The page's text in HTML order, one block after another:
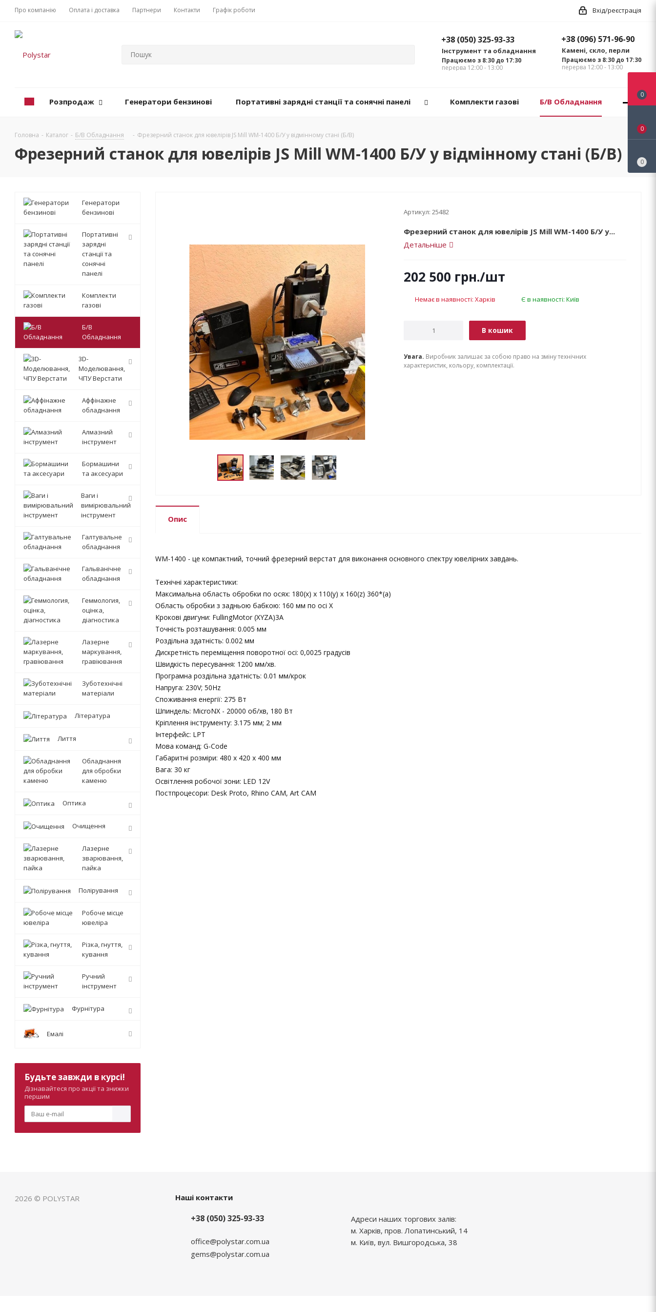
Про компанію Оплата і доставка Партнери Контакти Графік роботи Вхід/реєстрація
+38 (096) 571-96-90
Камені, скло, перли
Працюємо з 8:30 до 17:30
перерва 12:00 - 13:00
+38 (050) 325-93-33
Інструмент та обладнання
Працюємо з 8:30 до 17:30
перерва 12:00 - 13:00
Розпродаж Генератори бензинові Портативні зарядні станції та сонячні панелі Комплекти газові Б/В Обладнання
Головна - Каталог - Б/В Обладнання - Фрезерний станок для ювелірів JS Mill WM-1400 Б/У у відмінному стані (Б/В)
Фрезерний станок для ювелірів JS Mill WM-1400 Б/У у відмінному стані (Б/В)
Артикул: 25482
Фрезерний станок для ювелірів JS Mill WM-1400 Б/У у...
Детальніше
202 500 грн./шт
Немає в наявності: Харків Є в наявності: Київ
В кошик
Увага. Виробник залишає за собою право на зміну технічних
характеристик, кольору, комплектації.
Опис
WM-1400 - це компактний, точний фрезерний верстат для виконання основного спектру ювелірних завдань.
Технічні характеристики:
Максимальна область обробки по осях: 180(х) х 110(у) х 160(z) 360*(a)
Область обробки з задньою бабкою: 160 мм по осі Х
Крокові двигуни: FullingMotor (XYZA)3A
Точність розташування: 0.005 мм
Роздільна здатність: 0.002 мм
Дискретність переміщення поворотної осі: 0,0025 градусів
Швидкість пересування: 1200 мм/хв.
Програмна роздільна здатність: 0.01 мм/крок
Напруга: 230V; 50Hz
Споживання енергії: 275 Вт
Шпиндель: MicroNX - 20000 об/хв, 180 Вт
Кріплення інструменту: 3.175 мм; 2 мм
Інтерфейс: LPT
Мова команд: G-Code
Габаритні розміри: 480 х 420 х 400 мм
Вага: 30 кг
Освітлення робочої зони: LED 12V
Постпроцесори: Desk Proto, Rhino CAM, Art CAM
Генератори
бензинові
Портативні
зарядні
станції та
сонячні
панелі
Комплекти
газові
Б/В
Обладнання
3D-
Моделювання,
ЧПУ Верстати
Аффінажне
обладнання
Алмазний
інструмент
Бормашини
та аксесуари
Ваги і
вимірювальний
інструмент
Галтувальне
обладнання
Гальванічне
обладнання
Геммология,
оцінка,
діагностика
Лазерне
маркування,
гравіювання
Зуботехнічні
матеріали
Література
Лиття
Обладнання
для обробки
каменю
Оптика
Очищення
Лазерне
зварювання,
пайка
Полірування
Робоче місце
ювеліра
Різка, гнуття,
кування
Ручний
інструмент
Фурнітура
Емалі
Будьте завжди в курсі!
Дізнавайтеся про акції та знижки
першим
2026 © POLYSTAR Наші контакти
+38 (050) 325-93-33
office@polystar.com.ua
gems@polystar.com.ua
Адреси наших торгових залів:
м. Харків, пров. Лопатинський, 14
м. Київ, вул. Вишгородська, 38
0
0
0